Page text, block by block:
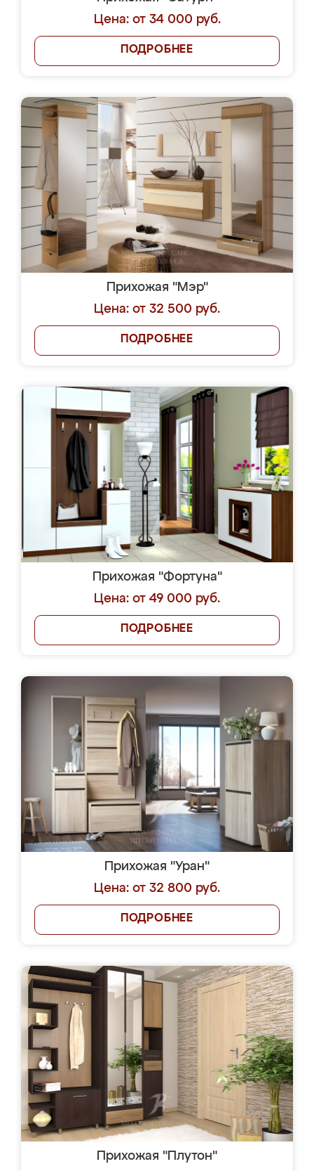
Цена: от 34 000 руб.
ПОДРОБНЕЕ
Прихожая "Мэр"
Цена: от 32 500 руб.
ПОДРОБНЕЕ
Прихожая "Фортуна"
Цена: от 49 000 руб.
ПОДРОБНЕЕ
Прихожая "Уран"
Цена: от 32 800 руб.
ПОДРОБНЕЕ
Прихожая "Плутон"